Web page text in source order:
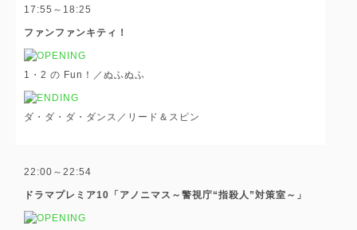
17:55～18:25
ファンファンキティ！
1・2 の Fun！／ぬふぬふ
ダ・ダ・ダ・ダンス／リード＆スピン
22:00～22:54
ドラマプレミア10「アノニマス～警視庁“指殺人”対策室～」